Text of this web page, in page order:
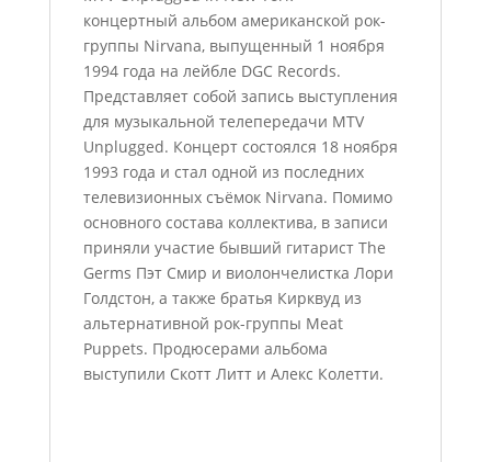
концертный альбом американской рок-
группы Nirvana, выпущенный 1 ноября
1994 года на лейбле DGC Records.
Представляет собой запись выступления
для музыкальной телепередачи MTV
Unplugged. Концерт состоялся 18 ноября
1993 года и стал одной из последних
телевизионных съёмок Nirvana. Помимо
основного состава коллектива, в записи
приняли участие бывший гитарист The
Germs Пэт Смир и виолончелистка Лори
Голдстон, а также братья Кирквуд из
альтернативной рок-группы Meat
Puppets. Продюсерами альбома
выступили Скотт Литт и Алекс Колетти.